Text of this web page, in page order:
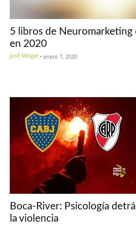
5 libros de Neuromarketing
en 2020
José Melgar - enero 7, 2020
Boca-River: Psicología
la violencia